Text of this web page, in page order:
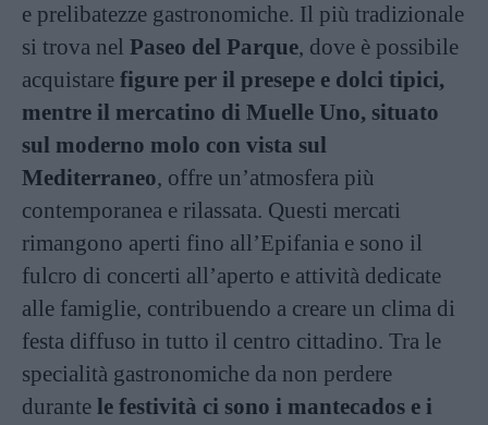
e prelibatezze gastronomiche. Il più tradizionale
si trova nel Paseo del Parque, dove è possibile
acquistare figure per il presepe e dolci tipici,
mentre il mercatino di Muelle Uno, situato
sul moderno molo con vista sul
Mediterraneo, offre un’atmosfera più
contemporanea e rilassata. Questi mercati
rimangono aperti fino all’Epifania e sono il
fulcro di concerti all’aperto e attività dedicate
alle famiglie, contribuendo a creare un clima di
festa diffuso in tutto il centro cittadino. Tra le
specialità gastronomiche da non perdere
durante le festività ci sono i mantecados e i